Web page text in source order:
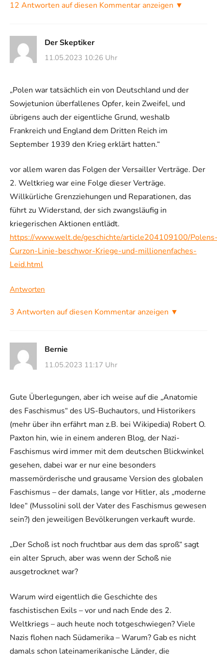
12 Antworten auf diesen Kommentar anzeigen ▼
Der Skeptiker
11.05.2023 10:26 Uhr
„Polen war tatsächlich ein von Deutschland und der
Sowjetunion überfallenes Opfer, kein Zweifel, und
übrigens auch der eigentliche Grund, weshalb
Frankreich und England dem Dritten Reich im
September 1939 den Krieg erklärt hatten.“
vor allem waren das Folgen der Versailler Verträge. Der
2. Weltkrieg war eine Folge dieser Verträge.
Willkürliche Grenzziehungen und Reparationen, das
führt zu Widerstand, der sich zwangsläufig in
kriegerischen Aktionen entlädt.
https://www.welt.de/geschichte/article204109100/
Curzon-Linie-beschwor-Kriege-und-millionenfaches-
Leid.html
Antworten
3 Antworten auf diesen Kommentar anzeigen ▼
Bernie
11.05.2023 11:17 Uhr
Gute Überlegungen, aber ich weise auf die „Anatomie
des Faschismus“ des US-Buchautors, und Historikers
(mehr über ihn erfährt man z.B. bei Wikipedia) Robert O.
Paxton hin, wie in einem anderen Blog, der Nazi-
Faschismus wird immer mit dem deutschen Blickwinkel
gesehen, dabei war er nur eine besonders
massemörderische und grausame Version des globalen
Faschismus – der damals, lange vor Hitler, als „moderne
Idee“ (Mussolini soll der Vater des Faschismus gewesen
sein?) den jeweiligen Bevölkerungen verkauft wurde.
„Der Schoß ist noch fruchtbar aus dem das sproß“ sagt
ein alter Spruch, aber was wenn der Schoß nie
ausgetrocknet war?
Warum wird eigentlich die Geschichte des
faschistischen Exils – vor und nach Ende des 2.
Weltkriegs – auch heute noch totgeschwiegen? Viele
Nazis flohen nach Südamerika – Warum? Gab es nicht
damals schon lateinamerikanische Länder, die